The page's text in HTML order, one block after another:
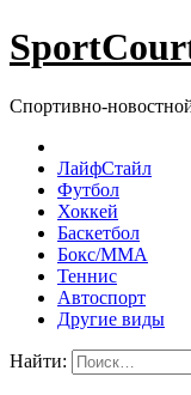
Спортивно-
ЛайфСтайл
Футбол
Хоккей
Баскетбол
Бокс/MMA
Теннис
Автоспорт
Другие виды
Найти: